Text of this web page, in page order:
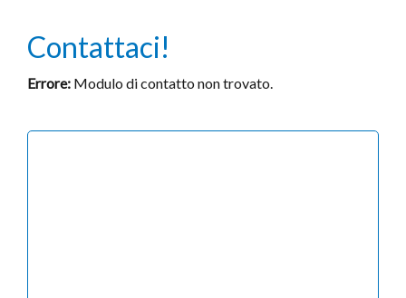
Contattaci!
Errore: Modulo di contatto non trovato.